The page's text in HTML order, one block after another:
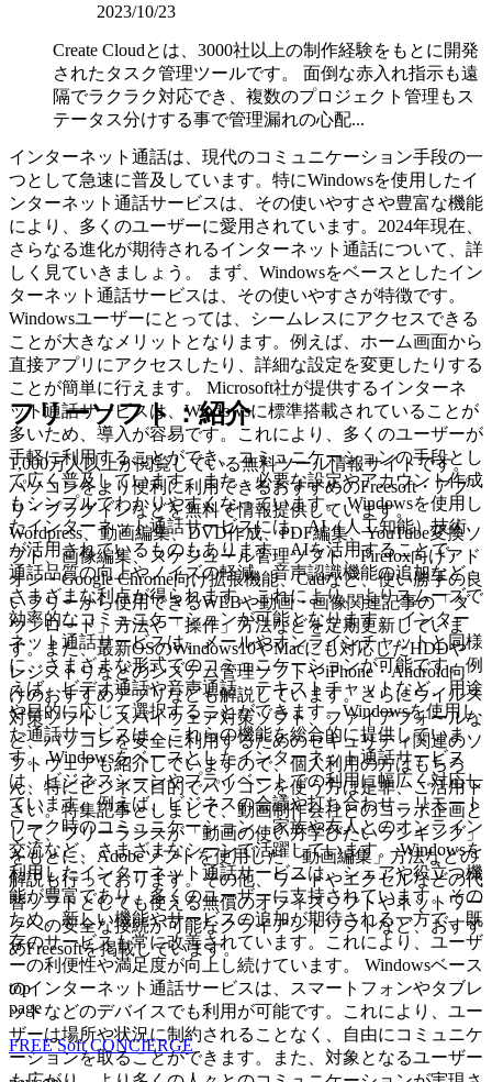
インターネット通話は、現代のコミュニケーション手段の一
つとして急速に普及しています。特にWindowsを使用したイ
ンターネット通話サービスは、その使いやすさや豊富な機能
により、多くのユーザーに愛用されています。2024年現在、
さらなる進化が期待されるインターネット通話について、詳
しく見ていきましょう。 まず、Windowsをベースとしたイン
ターネット通話サービスは、その使いやすさが特徴です。
Windowsユーザーにとっては、シームレスにアクセスできる
ことが大きなメリットとなります。例えば、ホーム画面から
直接アプリにアクセスしたり、詳細な設定を変更したりする
ことが簡単に行えます。 Microsoft社が提供するインターネ
ット通話サービスは、Windowsに標準搭載されていることが
多いため、導入が容易です。これにより、多くのユーザーが
手軽に利用することができ、コミュニケーションの手段とし
て広く普及しています。また、必要な設定やアカウント作成
もシンプルでわかりやすくなっています。 Windowsを使用し
たインターネット通話サービスには、AI（人工知能）技術
が活用されているものもあります。AIを活用することで、
通話品質の向上やノイズの軽減、音声認識機能の追加など、
さまざまな利点が得られます。これにより、よりスムーズで
効率的なコミュニケーションが可能となります。 インター
ネット通話サービスは、メールやオンラインチャットと同様
に、さまざまな形式でのコミュニケーションが可能です。例
えば、ビデオ通話や音声通話、テキストチャットなど、用途
や目的に応じて選択することができます。Windowsを使用し
た通話サービスは、これらの機能を総合的に提供していま
す。 Windowsをベースとしたインターネット通話サービス
は、ビジネスシーンやプライベートでの利用に幅広く対応し
ています。例えば、ビジネスの会議や打ち合わせ、リモート
ワーク時のコミュニケーション、家族や友人とのオンライン
交流など、さまざまなシーンで活躍しています。 Windowsを
利用したインターネット通話サービスは、シェアや役立つ機
能が豊富であり、多くのユーザーに支持されています。その
ため、新しい機能やサービスの追加が期待される一方で、既
存のサービスも常に改善されています。これにより、ユーザ
ーの利便性や満足度が向上し続けています。 Windowsベース
のインターネット通話サービスは、スマートフォンやタブレ
ットなどのデバイスでも利用が可能です。これにより、ユー
ザーは場所や状況に制約されることなく、自由にコミュニケ
ーションを取ることができます。また、対象となるユーザー
2023/10/23
Create Cloudとは、3000社以上の制作経験をもとに開発
されたタスク管理ツールです。 面倒な赤入れ指示も遠
隔でラクラク対応でき、複数のプロジェクト管理もス
テータス分けする事で管理漏れの心配...
フリーソフト：紹介
1,000万人以上が閲覧している無料ツール情報サイトです。
パソコンをより便利に利用できるおすすめのFreesoft・アプ
リ・プラグインなどを無料で情報提供しています。
Wordpress、動画編集、DVD作成、PDF編集、YouTube変換ソ
フト、画像編集、スケジュール管理ソフト、Firefox向けアド
オン・Google Chrome向け拡張機能、Cadなど、使い勝手の良
いフリーから使用できるWEBや動画・画像関連記事の「ダ
ウンロード」方法や「操作」方法などを定期更新していま
す。また、最新OSのWindows10やMacにも対応したHDDや
レジストリなどのシステム管理ソフトやiPhone・Android向
けのおすすめアプリなども解説しています。さらにウイルス
対策ソフト、スパイウェア対策ソフト、ファイアフォールな
ど、パソコンを安全に利用するためのセキュリティ関連のソ
フトウェアも紹介していますので、個人利用の方はもちろ
ん、特にビジネス目的でパソコンを使う方は是非、ご活用下
さい。特集記事としまして、動画制作会社とのコラボ企画と
して、フリーランスが「動画の使い方学びたいランキング」
をもとに、Adobeソフトを使用した「動画編集」方法などの
解説も行っております。その他、ワードやエクセルなどの代
替ソフトとしても使える無償のオフィスソフトやネットワー
クへの安全な接続が可能なクライアントソフトなど、おすす
めFreesoftを掲載しています。
top
page
FREE Soft CONCIERGE